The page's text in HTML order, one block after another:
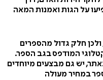
על הגות ואמנות המאה
חלק גדול מהספרים
המודפס בגב הספר.
יש גם מבצעים מיוחדים
במחיר מעולה